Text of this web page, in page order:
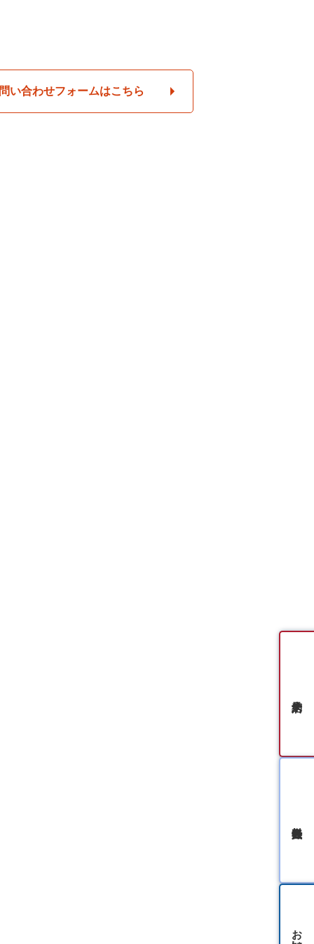
い合わせフォームはこちら